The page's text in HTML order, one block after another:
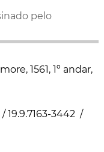
pelo
1561, 1º andar,
19.9.7163-3442 /